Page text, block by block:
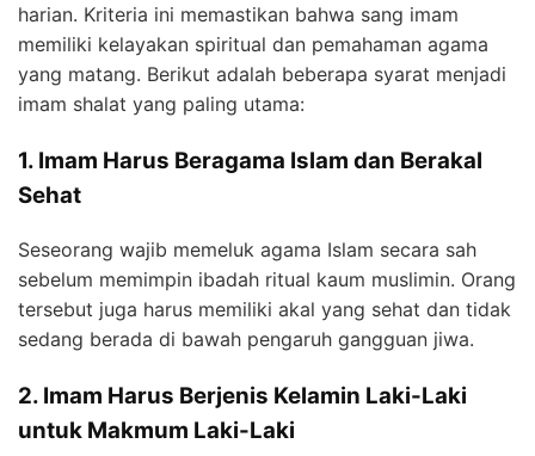
harian. Kriteria ini memastikan bahwa sang imam
memiliki kelayakan spiritual dan pemahaman agama
yang matang. Berikut adalah beberapa syarat menjadi
imam shalat yang paling utama:
1. Imam Harus Beragama Islam dan Berakal
Sehat
Seseorang wajib memeluk agama Islam secara sah
sebelum memimpin ibadah ritual kaum muslimin. Orang
tersebut juga harus memiliki akal yang sehat dan tidak
sedang berada di bawah pengaruh gangguan jiwa.
2. Imam Harus Berjenis Kelamin Laki-Laki
untuk Makmum Laki-Laki